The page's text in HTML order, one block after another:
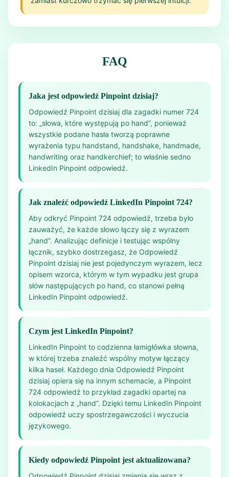
FAQ
Jaka jest odpowiedź Pinpoint dzisiaj?
Odpowiedź Pinpoint dzisiaj dla zagadki numer 724
to: „słowa, które występują po hand”, ponieważ
wszystkie podane hasła tworzą poprawne
wyrażenia typu handstand, handshake, handmade,
handwriting oraz handkerchief; to właśnie sedno
LinkedIn Pinpoint odpowiedź.
Jak znaleźć odpowiedź LinkedIn Pinpoint 724?
Aby odkryć Pinpoint 724 odpowiedź, trzeba było
zauważyć, że każde słowo łączy się z wyrazem
„hand”. Analizując definicje i testując wspólny
łącznik, szybko dostrzegasz, że Odpowiedź
Pinpoint dzisiaj nie jest pojedynczym wyrazem, lecz
opisem wzorca, którym w tym wypadku jest grupa
słów następujących po hand, co stanowi pełną
LinkedIn Pinpoint odpowiedź.
Czym jest LinkedIn Pinpoint?
LinkedIn Pinpoint to codzienna łamigłówka słowna,
w której trzeba znaleźć wspólny motyw łączący
kilka haseł. Każdego dnia Odpowiedź Pinpoint
dzisiaj opiera się na innym schemacie, a Pinpoint
724 odpowiedź to przykład zagadki opartej na
kolokacjach z „hand”. Dzięki temu LinkedIn Pinpoint
odpowiedź uczy spostrzegawczości i wyczucia
językowego.
Kiedy odpowiedź Pinpoint jest aktualizowana?